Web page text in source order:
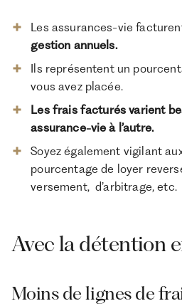
Les assurances-vie
gestion annuels.
Ils représentent un
vous avez placée.
Les frais facturés varient
assurance-vie à l’autre.
Soyez également vigilant
pourcentage de loyer
versement, d’arbitrage, etc.
Avec la détention
Moins de lignes de